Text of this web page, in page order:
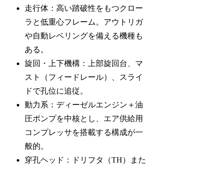
走行体：高い踏破性をもつクロー
ラと低重心フレーム。アウトリガ
や自動レベリングを備える機種も
ある。
旋回・上下機構：上部旋回台、マ
スト（フィードレール）、スライ
ドで孔位に追従。
動力系：ディーゼルエンジン＋油
圧ポンプを中核とし、エア供給用
コンプレッサを搭載する構成が一
般的。
穿孔ヘッド：ドリフタ（TH）また